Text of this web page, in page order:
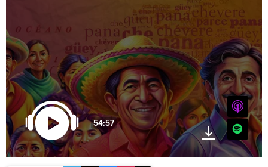
54:57
iTunes
Spotify